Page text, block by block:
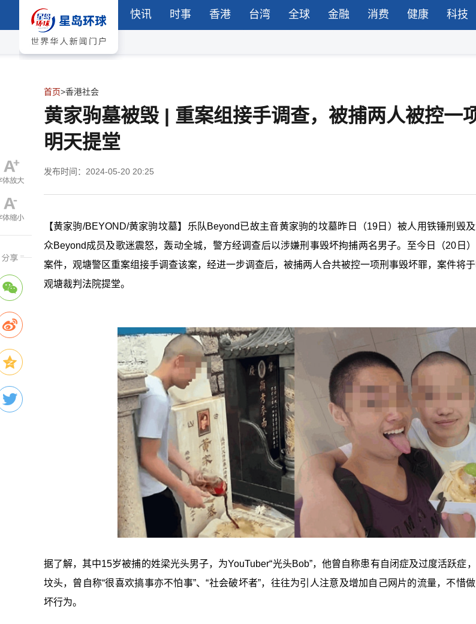
快讯 时事 香港 台湾 全球 金融 消费 健康 科技
首页>香港社会
黄家驹墓被毁 | 重案组接手调查，被捕两人被控一
明天提堂
发布时间：2024-05-20 20:25
【黄家驹/BEYOND/黄家驹坟墓】乐队Beyond已故主音黄家驹的坟墓昨日（19日）被人用铁锤刑毁
众Beyond成员及歌迷震怒，轰动全城，警方经调查后以涉嫌刑事毁坏拘捕两名男子。至今日（20日
案件，观塘警区重案组接手调查该案，经进一步调查后，被捕两人合共被控一项刑事毁坏罪，案件将
观塘裁判法院提堂。
据了解，其中15岁被捕的姓梁光头男子，为YouTuber“光头Bob”，他曾自称患有自闭症及过度活跃症
坟头，曾自称“很喜欢搞事亦不怕事”、“社会破坏者”，往往为引人注意及增加自己网片的流量，不惜
坏行为。